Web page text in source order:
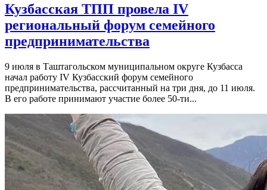
Кузбасская ТПП провела IV
региональный форум семейного
предпринимательства
9 июля в Таштагольском муниципальном округе Кузбасса
начал работу IV Кузбасский форум семейного
предпринимательства, рассчитанный на три дня, до 11 июля.
В его работе принимают участие более 50-ти...